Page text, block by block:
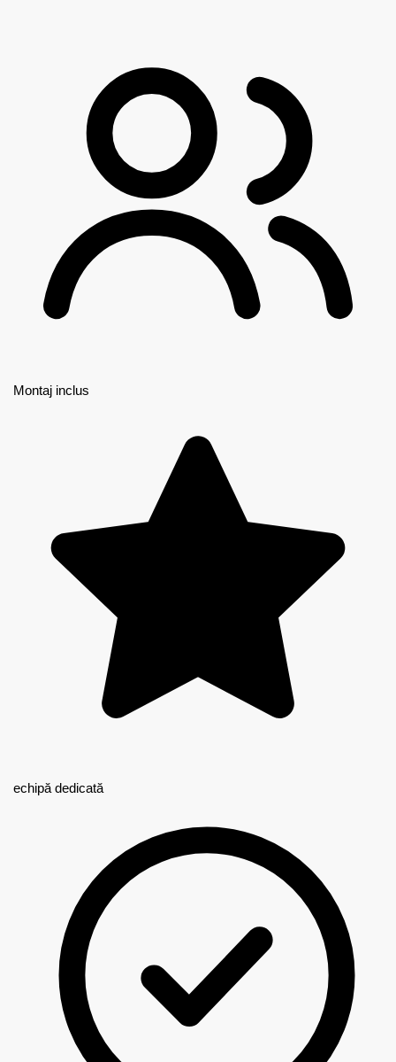
Montaj inclus
echipă dedicată